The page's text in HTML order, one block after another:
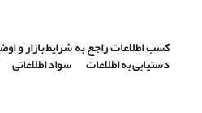
کسب اطلاعات راجع به شرایط بازار و
دستیابی به اطلاعات سواد اطلاعاتی